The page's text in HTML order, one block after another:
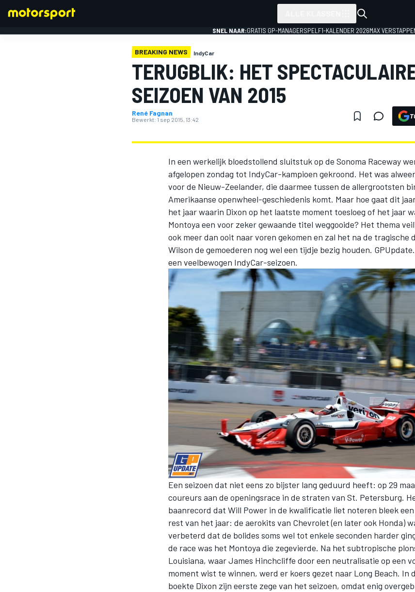
SNEL NAAR:GRATIS GP-MANAGERSPEL F1-KALENDER 2026MAX
BREAKING NEWS IndyCar
TERUGBLIK: HET
SEIZOEN VAN 2015
René Fagnan
Bewerkt: 1 sep 2015, 13:42
In een werkelijk bloedstollend sluitstuk op de Sonoma Raceway
afgelopen zondag tot IndyCar-kampioen gekroond. Het was
voor de Nieuw-Zeelander, die daarmee tussen de allergrootsten
Amerikaanse openwheel-geschiedenis komt. Maar hoe gaat dit
het jaar waarin Dixon op het laatste moment toesloeg of het jaar
Montoya een voor zeker gewaande titel weggooide? Het thema
ook meer dan ooit naar voren gekomen en zal het na de tragische
Wilson de gemoederen nog wel een tijdje bezig houden.
een veelbewogen IndyCar-seizoen.
Een seizoen dat niet eens zo bijster lang geduurd heeft: op 29
coureurs aan de openingsrace in de straten van St. Petersburg.
baanrecord dat Will Power in de kwalificatie liet noteren bleek
rest van het jaar: de aerokits van Chevrolet (en later ook Honda)
verbeterd dat de bolides soms wel tot enkele seconden harder
de race was het Montoya die zegevierde. Na het subtropische
Louisiana, waar James Hinchcliffe door een neutralisatie op een
moment wist te winnen, werd er koers gezet naar Long Beach. In
boekte Dixon zijn eerste zege van het seizoen, omdat enig